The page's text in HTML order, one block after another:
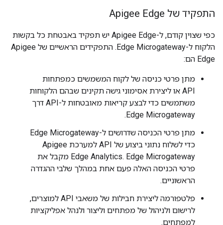
התפקיד של Apigee Edge
כפי שצוין קודם, ל-Apigee Edge יש תפקיד באבטחת כל בקשות
הלקוח ל-Edge Microgateway. התפקידים הראשיים של Apigee
Edge הם:
מתן פרטי כניסה של לקוח המשמשים כמפתחות
API או ליצירת אסימוני גישה תקינים שבהם הלקוחות
משתמשים כדי לבצע קריאות מאובטחות ל-API דרך
Edge Microgateway.
מתן פרטי הכניסה שדרושים ל-Edge Microgateway
כדי לשלוח נתוני ביצוע של API למערכת Apigee
Edge Analytics. Edge Microgateway מקבל את
פרטי הכניסה האלה פעם אחת במהלך שלבי ההגדרה
הראשוניים.
פלטפורמה ליצירת חבילות של משאבי API למוצרים,
לרישום ולניהול של מפתחים וליצור ולנהל אפליקציות
למפתחים.